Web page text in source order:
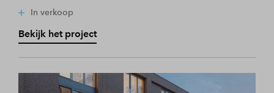
In verkoop
Bekijk het project